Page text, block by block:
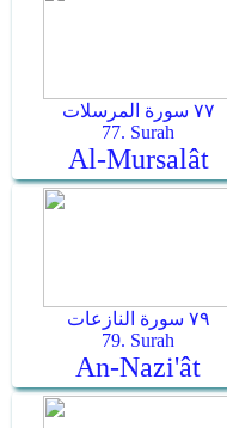
٧٧ سورة المرسلات
77. Surah
Al-Mursalât
٧٩ سورة النازعات
79. Surah
An-Nazi'ât